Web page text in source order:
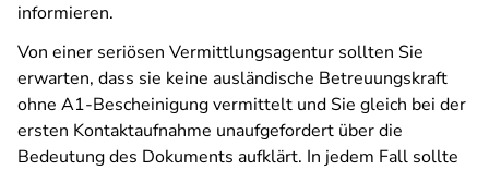
informieren.
Von einer seriösen Vermittlungsagentur sollten Sie
erwarten, dass sie keine ausländische Betreuungskraft
ohne A1-Bescheinigung vermittelt und Sie gleich bei der
ersten Kontaktaufnahme unaufgefordert über die
Bedeutung des Dokuments aufklärt. In jedem Fall sollte